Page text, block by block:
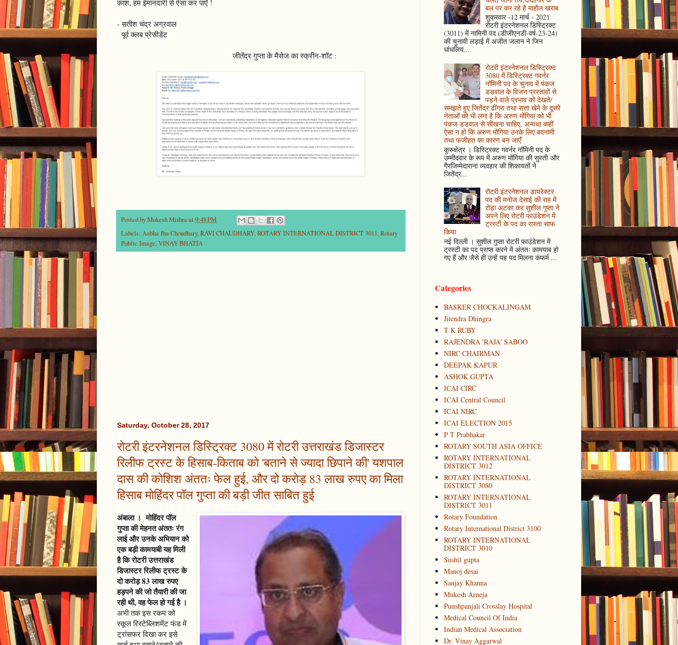
काश, हम ईमानदारी से ऐसा कर पाएँ !
- सतीश चंद्र अग्रवाल
पूर्व क्लब प्रेसीडेंट
जीतेंद्र गुप्ता के मैसेज का स्क्रीन-शॉट :
Posted byMukesh Mishraat 9:48 PM
Labels: Aabha Jha Choudhary,RAVI CHAUDHARY,ROTARY INTERNATIONAL DISTRICT 3011,Rotary
Public Image,VINAY BHATIA
Saturday, October 28, 2017
रोटरी इंटरनेशनल डिस्ट्रिक्ट 3080 में रोटरी उत्तराखंड डिजास्टर
रिलीफ ट्रस्ट के हिसाब-किताब को 'बताने से ज्यादा छिपाने की' यशपाल
दास की कोशिश अंततः फेल हुई, और दो करोड़ 83 लाख रुपए का मिला
हिसाब मोहिंदर पॉल गुप्ता की बड़ी जीत साबित हुई
अंबाला । मोहिंदर पॉल
गुप्ता की मेहनत अंततः रंग
लाई और उनके अभियान को
एक बड़ी कामयाबी यह मिली
है कि रोटरी उत्तराखंड
डिजास्टर रिलीफ ट्रस्ट के
दो करोड़ 83 लाख रुपए
हड़पने की जो तैयारी की जा
रही थी, वह फेल हो गई है ।
अभी तक इस रकम को
स्कूल रिस्टेब्लिशमेंट फंड में
ट्रांसफर दिखा कर इसे
बल पर कर रहे है माहौल खराब
शुक्रवार -12 मार्च - 2021
रोटरी इंटरनेशनल डिस्ट्रिक्ट
(3011) में नामिनी पद (डीजीएनडी-वर्ष-23-24)
की चुनावी लड़ाई में अजीत जलान ने जिन
धांधलिय...
रोटरी इंटरनेशनल डिस्ट्रिक्ट
3080 में डिस्ट्रिक्ट गवर्नर
नॉमिनी पद के चुनाव में पंकज
डडवाल के विजन प्रस्तावों से
पड़ने वाले प्रभाव को देखते/
समझते हुए जितेंद्र ढींगरा तथा सत्ता खेमे के दूसरे
नेताओं को भी लगा है कि अरुण मोंगिया को भी
पंकज डडवाल से सीखना चाहिए, अन्यथा कहीं
ऐसा न हो कि अरुण मोंगिया उनके लिए बदनामी
तथा फजीहत का कारण बन जाएँ
कुरुक्षेत्र । डिस्ट्रिक्ट गवर्नर नॉमिनी पद के
उम्मीदवार के रूप में अरुण मोंगिया की सुस्ती और
गैरजिम्मेदाराना व्यवहार की शिकायतों ने
जितेंद्र...
रोटरी इंटरनेशनल डायरेक्टर
पद की मनोज देसाई की राह में
रोड़ा अटका कर सुशील गुप्ता ने
अपने लिए रोटरी फाउंडेशन में
ट्रस्टी के पद का रास्ता साफ
किया
नई दिल्ली । सुशील गुप्ता रोटरी फाउंडेशन में
ट्रस्टी का पद प्राप्त करने में अंततः कामयाब हो
गए हैं और जैसे ही उन्हें यह पद मिलना कंफर्म ...
Categories
BASKER CHOCKALINGAM
Jitendra Dhingra
T K RUBY
RAJENDRA 'RAJA' SABOO
NIRC CHAIRMAN
DEEPAK KAPUR
ASHOK GUPTA
ICAI CIRC
ICAI Central Council
ICAI NIRC
ICAI ELECTION 2015
P T Prabhakar
ROTARY SOUTH ASIA OFFICE
ROTARY INTERNATIONAL
DISTRICT 3012
ROTARY INTERNATIONAL
DISTRICT 3080
ROTARY INTERNATIONAL
DISTRICT 3011
Rotary Foundation
Rotary International District 3100
ROTARY INTERNATIONAL
DISTRICT 3010
Sushil gupta
Manoj desai
Sanjay Khanna
Mukesh Arneja
Punshpanjali Crosslay Hospital
Medical Council Of India
Indian Medical Association
Dr. Vinay Aggarwal